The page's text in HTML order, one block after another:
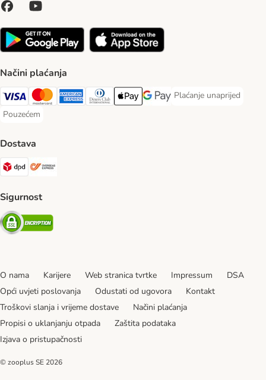
Načini plaćanja
Visa Payment Method
MasterCard Payment Method
American Express Payment Method
Diners Club Payment Method
Payment MethodGoogle pay Payment Method
Plaćanje unaprijed
Plaćanje unaprijed
Pouzećem
Pouzećem Payment Method
Dostava
DPD Shipping Method
Sigurnost
Security
O nama Karijere Web stranica tvrtke Impressum
DSA
Opći uvjeti poslovanja
Odustati od ugovora
Kontakt
Troškovi slanja i vrijeme dostave
Načini plaćanja
Propisi o uklanjanju otpada
Zaštita podataka
Izjava o pristupačnosti
© zooplus SE 2026